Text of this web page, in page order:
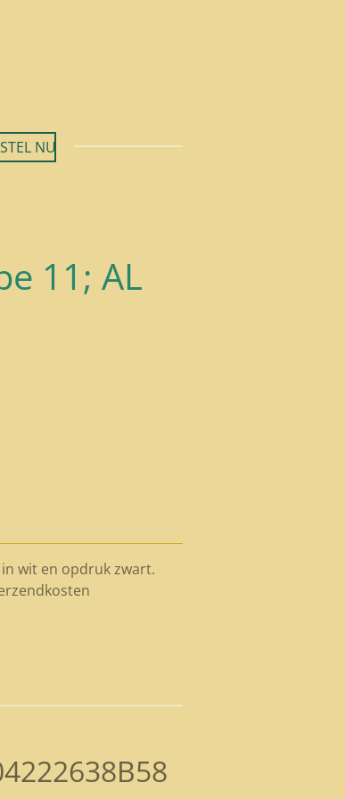
NU
11; AL
wit en opdruk zwart.